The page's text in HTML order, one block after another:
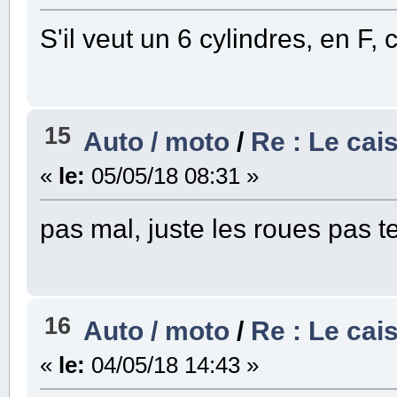
S'il veut un 6 cylindres, en F,
15 Auto / moto / Re : Le
« le: 05/05/18 08:31 »
pas mal, juste les roues pas
16 Auto / moto/ Re : Le
« le: 04/05/18 14:43 »